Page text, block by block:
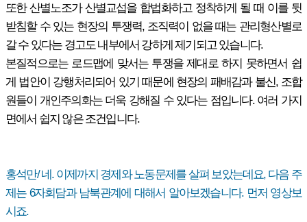
또한 산별노조가 산별교섭을 합법화하고 정착하게 될 때 이를 뒷
받침할 수 있는 현장의 투쟁력, 조직력이 없을 때는 관리형산별로
갈 수 있다는 경고도 내부에서 강하게 제기되고 있습니다.
본질적으로는 로드맵에 맞서는 투쟁을 제대로 하지 못하면서 쉽
게 법안이 강행처리되어 있기 때문에 현장의 패배감과 불신, 조합
원들이 개인주의화는 더욱 강해질 수 있다는 점입니다. 여러 가지
면에서 쉽지 않은 조건입니다.
홍석만/ 네. 이제까지 경제와 노동문제를 살펴 보았는데요, 다음 주
제는 6자회담과 남북관계에 대해서 알아보겠습니다. 먼저 영상보
시죠.